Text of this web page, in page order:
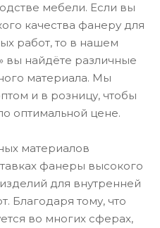
мебели. Если вы
качества фанеру для
работ, то в нашем
вы найдёте различные
материала. Мы
и в розницу, чтобы
оптимальной цене.
материалов
фанеры высокого
для внутренней
Благодаря тому, что
во многих сферах,